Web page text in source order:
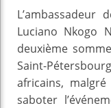
L’ambassadeur
Luciano Nkogo
deuxième
Saint-
africains,
saboter